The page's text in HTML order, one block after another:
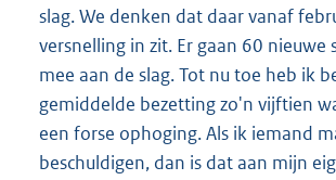
slag. We denken dat daar vanaf
versnelling in zit. Er gaan 60 nieuwe
mee aan de slag. Tot nu toe heb ik
gemiddelde bezetting zo'n vijftien
een forse ophoging. Als ik iemand
beschuldigen, dan is dat aan mijn